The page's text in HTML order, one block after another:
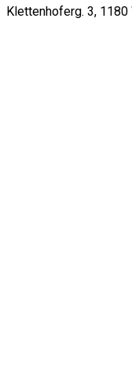
Klettenhoferg. 3, 1180